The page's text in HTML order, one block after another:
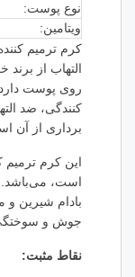
نوع پوست:
ویتامین:
کرم ترمیم
التهاب از
روی پوست دارد.
کنندگی، ضد
برداری از آن
است، می‌باشد.
بادام شیرین
جوش و
نقاط مثبت: